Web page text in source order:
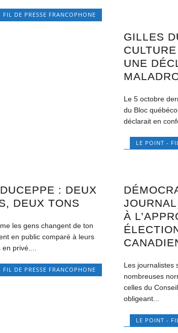
DE PRESSE FRANCOPHONE
GILLES
UNE
Le 5 octobre
du Bloc
déclarait en
LE POINT -
: DEUX
DEUX TONS
les gens changent de ton
en public comparé à leurs
privé....
DE PRESSE FRANCOPHONE
À
Les journalistes
nombreuses
celles du
obligeant...
LE POINT -